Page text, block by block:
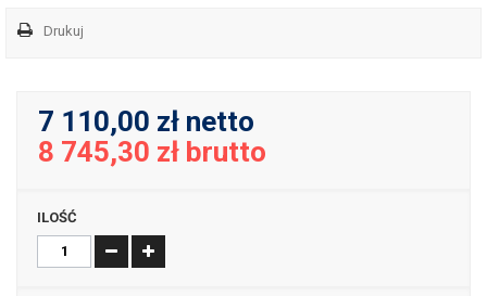
Drukuj
7 110,00 zł netto
8 745,30 zł brutto
ILOŚĆ